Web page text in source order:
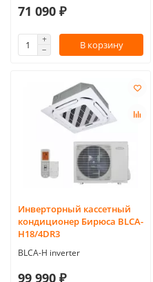
71 090 ₽
В корзину
Инверторный кассетный
кондиционер Бирюса BLCA-
H18/4DR3
BLCA-H inverter
99 990 ₽